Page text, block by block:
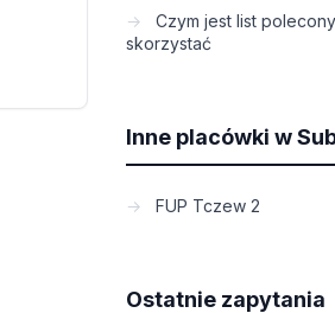
Czym jest list
skorzystać
Inne placówki w
FUP Tczew 2
Ostatnie zapytania